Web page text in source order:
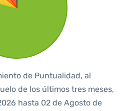
de Puntualidad, al
de los últimos tres meses,
hasta 02 de Agosto de